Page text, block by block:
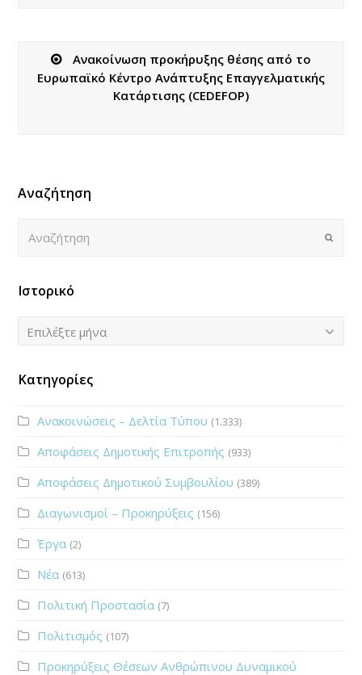
Ανακοίνωση προκήρυξης θέσης από το
Ευρωπαϊκό Κέντρο Ανάπτυξης Επαγγελματικής
Κατάρτισης (CEDEFOP)
Αναζήτηση
Submit
Ιστορικό
Ιστορικό
Επιλέξτε μήνα
Κατηγορίες
Ανακοινώσεις – Δελτία Τύπου (1.333)
Αποφάσεις Δημοτικής Επιτροπής (933)
Αποφάσεις Δημοτικού Συμβουλίου (389)
Διαγωνισμοί – Προκηρύξεις (156)
Έργα (2)
Νέα (613)
Πολιτική Προστασία (7)
Πολιτισμός (107)
Προκηρύξεις Θέσεων Ανθρώπινου Δυναμικού